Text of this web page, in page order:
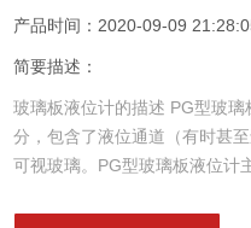
产品时间：2020-09-09
简要描述：
玻璃板液位计的描述 PG型玻
分，包含了液位通道（有时甚
可视玻璃。PG型玻璃板液位计